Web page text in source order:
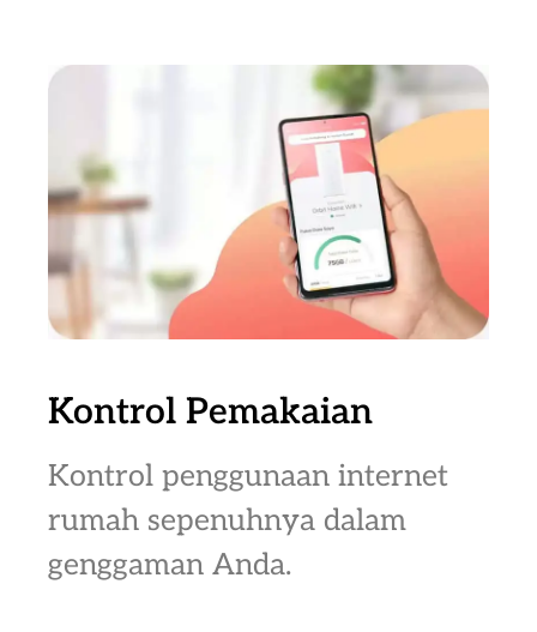
Kontrol Pemakaian
Kontrol penggunaan internet
rumah sepenuhnya dalam
genggaman Anda.